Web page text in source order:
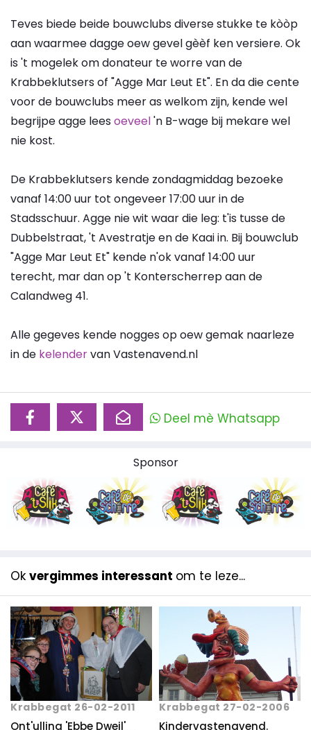
Teves biede beide bouwclubs diverse stukke te kòòp
aan waarmee dagge oew gevel gèèf ken versiere. Ok
is 't mogelek om donateur te worre van de
Krabbeklutsers of "Agge Mar Leut Et". En da die cente
voor de bouwclubs meer as welkom zijn, kende wel
begrijpe agge lees oeveel'n B-wage bij mekare wel
nie kost.
De Krabbeklutsers kende zondagmiddag bezoeke
vanaf 14:00 uur tot ongeveer 17:00 uur in de
Stadsschuur. Agge nie wit waar die leg: t'is tusse de
Dubbelstraat, 't Avestratje en de Kaai in. Bij bouwclub
"Agge Mar Leut Et" kende n'ok vanaf 14:00 uur
terecht, mar dan op 't Konterscherrep aan de
Calandweg 41.
Alle gegeves kende nogges op oew gemak naarleze
in de kelendervan Vastenavend.nl
Deel mè Whatsapp
Sponsor
Ok vergimmes interessant om te leze...
Krabbegat 26-02-2011
Ont'ulling 'Ebbe Dweil'
Krabbegat 27-02-2006
Kindervastenavend.